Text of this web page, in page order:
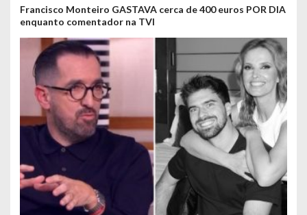
Francisco Monteiro GASTAVA cerca de 400 euros POR DIA
enquanto comentador na TVI